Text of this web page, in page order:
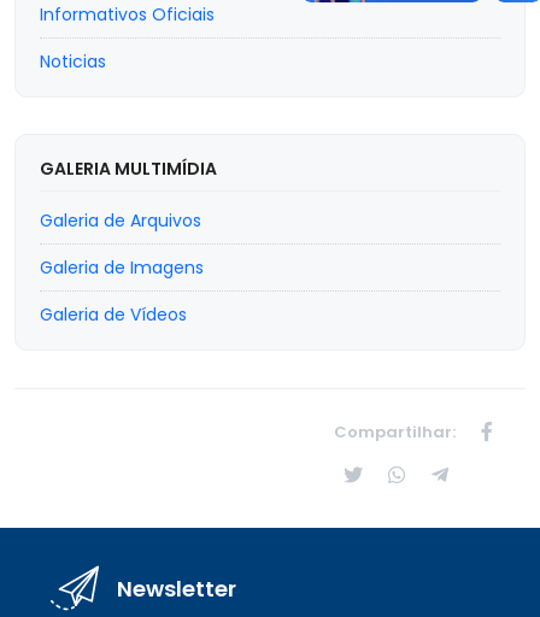
Informativos Oficiais
Noticias
GALERIA MULTIMÍDIA
Galeria de Arquivos
Galeria de Imagens
Galeria de Vídeos
Compartilhar:
Newsletter